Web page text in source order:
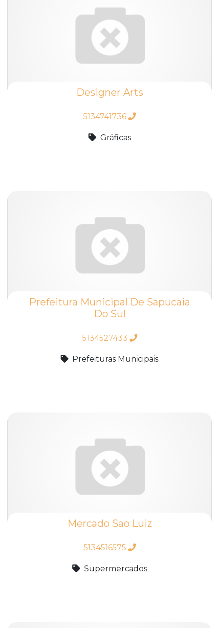
Designer Arts
5134741736
Gráficas
Prefeitura Municipal De Sapucaia
Do Sul
5134527433
Prefeituras Municipais
Mercado Sao Luiz
5134516575
Supermercados